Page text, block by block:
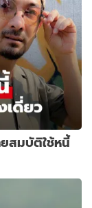
สมบัติใช้หนี้